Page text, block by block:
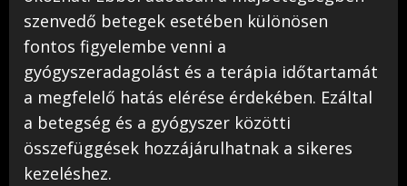
szenvedő betegek esetében különösen
fontos figyelembe venni a
gyógyszeradagolást és a terápia időtartamát
a megfelelő hatás elérése érdekében. Ezáltal
a betegség és a gyógyszer közötti
összefüggések hozzájárulhatnak a sikeres
kezeléshez.